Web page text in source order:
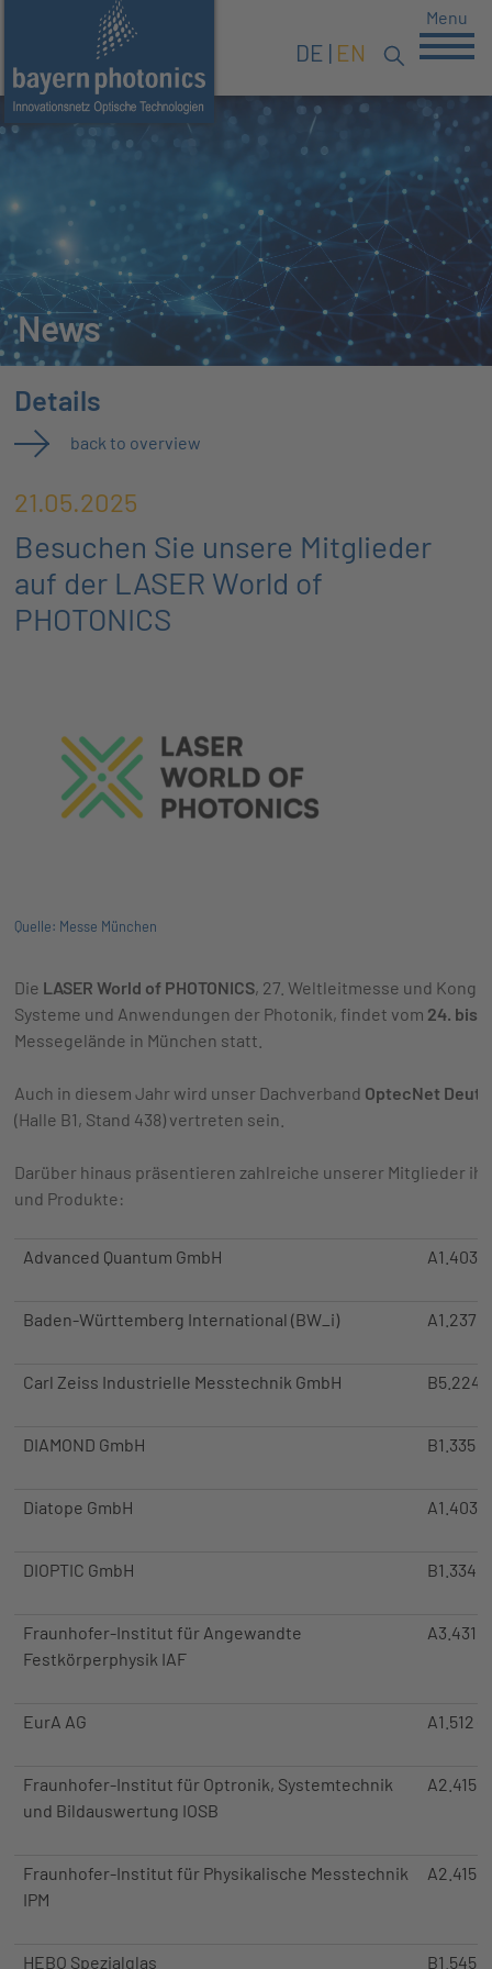
DE EN
Menu
News
Details
back to overview
21.05.2025
Besuchen Sie unsere Mitglieder
auf der LASER World of
PHOTONICS
Quelle: Messe München
Die LASER World of PHOTONICS, 27. Weltleitmesse und
Systeme und Anwendungen der Photonik, findet vom 24. bis
Messegelände in München statt.
Auch in diesem Jahr wird unser Dachverband OptecNet
(Halle B1, Stand 438) vertreten sein.
Darüber hinaus präsentieren zahlreiche unserer Mitglieder
und Produkte:
Advanced Quantum GmbH A1.403
Baden-Württemberg International (BW_i) A1.237
Carl Zeiss Industrielle Messtechnik GmbH B5.224
DIAMOND GmbH B1.335
Diatope GmbH A1.403
DIOPTIC GmbH B1.334
Fraunhofer-Institut für Angewandte
Festkörperphysik IAF
A3.431
EurA AG A1.512
Fraunhofer-Institut für Optronik, Systemtechnik
und Bildauswertung IOSB
A2.415
Fraunhofer-Institut für Physikalische Messtechnik
IPM
A2.415
HEBO Spezialglas B1.545